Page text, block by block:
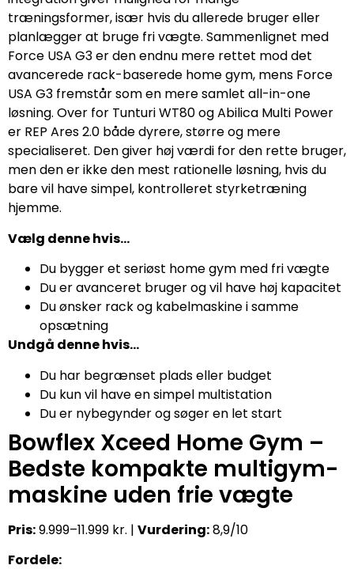
træningsformer, især hvis du allerede bruger eller
planlægger at bruge fri vægte. Sammenlignet med
Force USA G3 er den endnu mere rettet mod det
avancerede rack-baserede home gym, mens Force
USA G3 fremstår som en mere samlet all-in-one
løsning. Over for Tunturi WT80 og Abilica Multi Power
er REP Ares 2.0 både dyrere, større og mere
specialiseret. Den giver høj værdi for den rette bruger,
men den er ikke den mest rationelle løsning, hvis du
bare vil have simpel, kontrolleret styrketræning
hjemme.
Vælg denne hvis…
Du bygger et seriøst home gym med fri vægte
Du er avanceret bruger og vil have høj kapacitet
Du ønsker rack og kabelmaskine i samme
opsætning
Undgå denne hvis…
Du har begrænset plads eller budget
Du kun vil have en simpel multistation
Du er nybegynder og søger en let start
Bowflex Xceed Home Gym –
Bedste kompakte multigym-
maskine uden frie vægte
Pris:9.999–11.999 kr. | Vurdering:8,9/10
Fordele: